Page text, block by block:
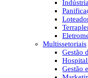
Multissetoriais
Gestão
Gestão